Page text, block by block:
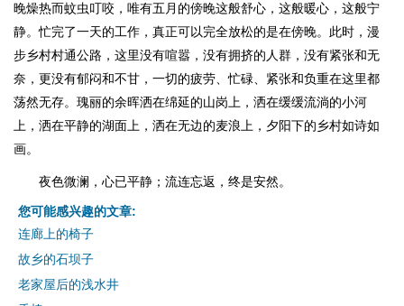
晚燥热而蚊虫叮咬，唯有五月的傍晚这般舒心，这般暖心，这般宁
静。忙完了一天的工作，真正可以完全放松的是在傍晚。此时，漫
步乡村村通公路，这里没有喧嚣，没有拥挤的人群，没有紧张和无
奈，更没有郁闷和不甘，一切的疲劳、忙碌、紧张和负重在这里都
荡然无存。瑰丽的余晖洒在绵延的山岗上，洒在缓缓流淌的小河
上，洒在平静的湖面上，洒在无边的麦浪上，夕阳下的乡村如诗如
画。
夜色微澜，心已平静；流连忘返，终是安然。
您可能感兴趣的文章:
连廊上的椅子
故乡的石坝子
老家屋后的浅水井